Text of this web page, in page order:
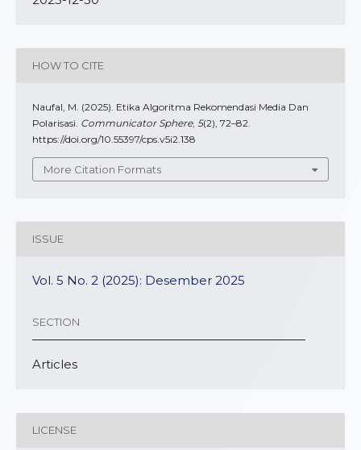
HOW TO CITE
Naufal, M. (2025). Etika Algoritma Rekomendasi Media Dan
Polarisasi. Communicator Sphere, 5(2), 72–82.
https://doi.org/10.55397/cps.v5i2.138
More Citation Formats
ISSUE
Vol. 5 No. 2 (2025): Desember 2025
SECTION
Articles
LICENSE